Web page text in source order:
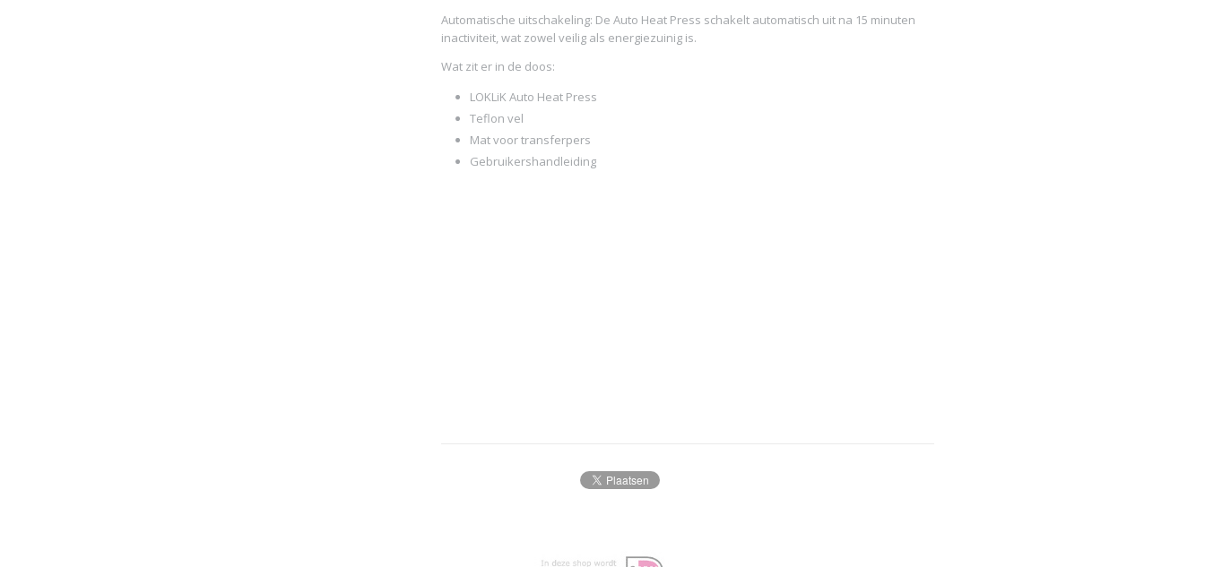
Automatische uitschakeling: De Auto Heat Press schakelt automatisch uit na 15 minuten
inactiviteit, wat zowel veilig als energiezuinig is.
Wat zit er in de doos:
LOKLiK Auto Heat Press
Teflon vel
Mat voor transferpers
Gebruikershandleiding